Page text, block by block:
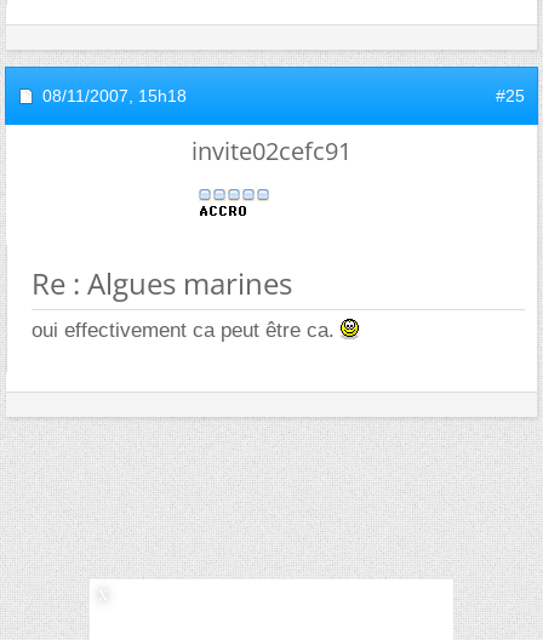
08/11/2007, 15h18 #25
invite02cefc91
Re : Algues marines
oui effectivement ca peut être ca.